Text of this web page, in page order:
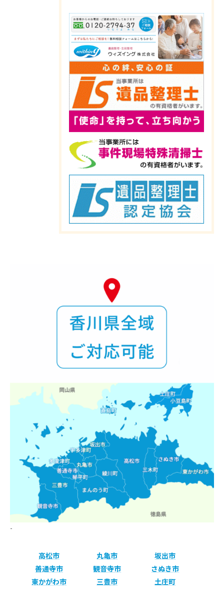
-
高松市 丸亀市
坂出市
善通寺市
観音寺市
さぬき市
東かがわ市
三豊市
土庄町